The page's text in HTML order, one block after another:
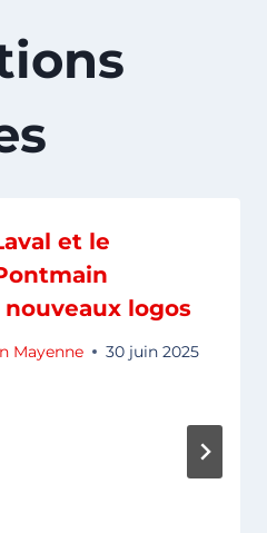
et le
logos
Mayenne 30 juin 2025